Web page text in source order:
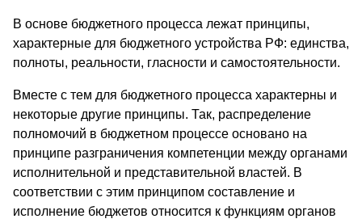
В основе бюджетного процесса лежат принципы,
характерные для бюджетного устройства РФ: единства,
полноты, реальности, гласности и самостоятельности.
Вместе с тем для бюджетного процесса характерны и
некоторые другие принципы. Так, распределение
полномочий в бюджетном процессе основано на
принципе разграничения компетенции между органами
исполнительной и представительной властей. В
соответствии с этим принципом составление и
исполнение бюджетов относится к функциям органов